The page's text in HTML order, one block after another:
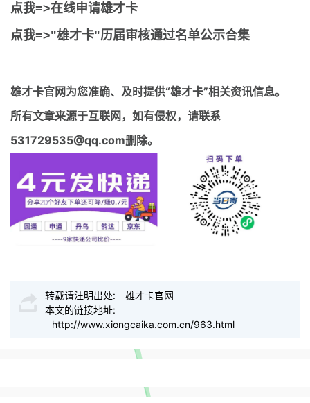
点我=>在线申请雄才卡
点我=>"雄才卡"历届审核通过名单公示合集
雄才卡官网为您准确、及时提供“雄才卡”相关资讯信息。
所有文章来源于互联网，如有侵权，请联系
531729535@qq.com删除。
转载请注明出处:
雄才卡官网
本文的链接地址:
http://www.xiongcaika.com.cn/963.html